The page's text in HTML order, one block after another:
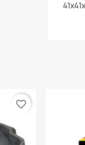
favorite_border